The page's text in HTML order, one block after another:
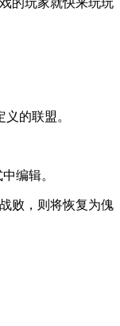
的玩家就快来玩玩
的联盟。
编辑。
败，则将恢复为傀